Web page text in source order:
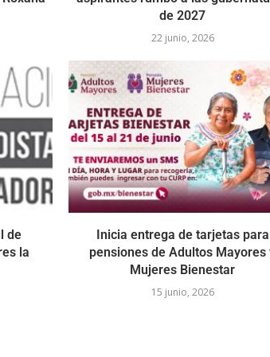
de 2027
22 junio, 2026
de
la
Inicia entrega de tarjetas para
pensiones de Adultos Mayores
Mujeres Bienestar
15 junio, 2026